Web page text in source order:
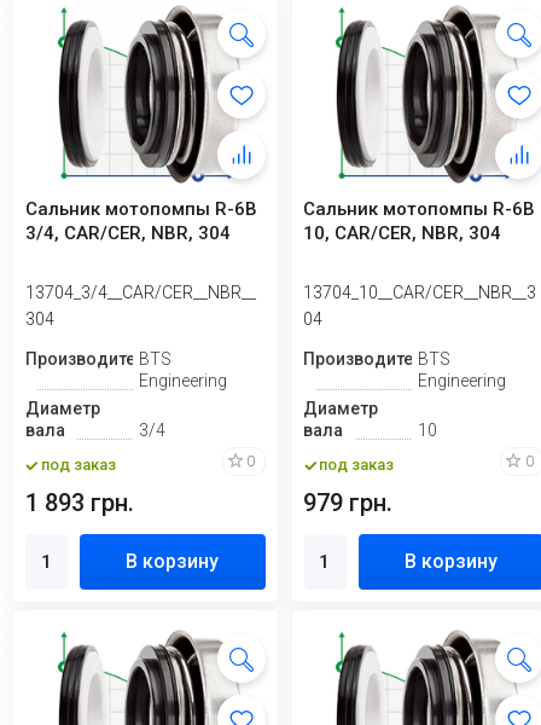
Сальник мотопомпы R-6B
3/4, CAR/CER, NBR, 304
13704_3/4__CAR/CER__NBR__
304
ПроизводительBTS
Engineering
Диаметр
вала
3/4
под заказ 0
1 893 грн.
В корзину
Сальник мотопомпы R-6B
10, CAR/CER, NBR, 304
13704_10__CAR/CER__NBR__3
04
ПроизводительBTS
Engineering
Диаметр
вала
10
под заказ 0
979 грн.
В корзину